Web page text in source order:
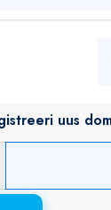
uus